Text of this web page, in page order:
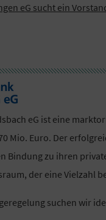
eG sucht ein
eG ist eine
Mio. Euro. Der
Bindung zu ihren
der eine Vielzahl
suchen wir